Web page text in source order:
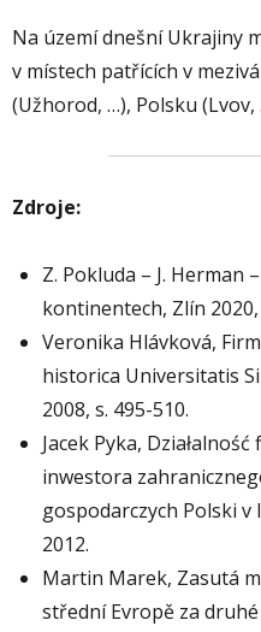
Na území dnešní Ukrajiny
v místech patřících v
(Užhorod, …), Polsku
Zdroje:
Z. Pokluda – J. Herman
kontinentech, Zlín
Veronika Hlávková,
historica Universitatis
2008, s. 495-510.
Jacek Pyka,
inwestora
gospodarczych Polski v
2012.
Martin Marek, Zasutá
střední Evropě za